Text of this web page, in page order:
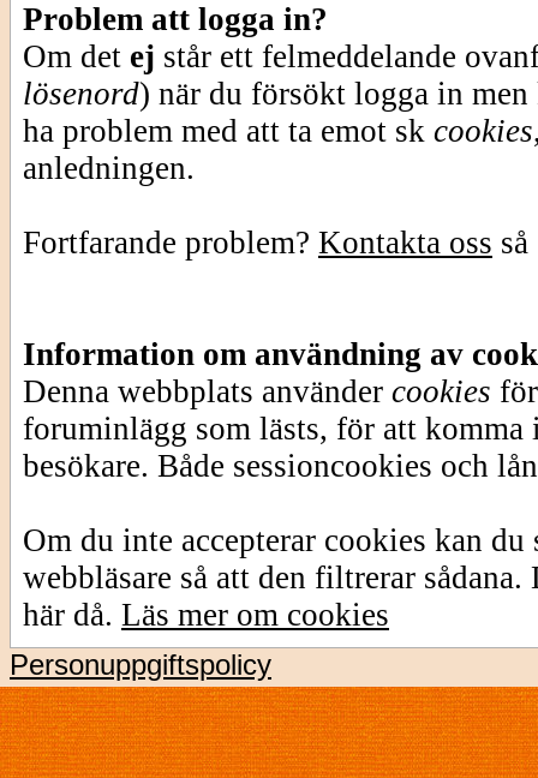
Problem att logga in?
Om det ej står ett felmeddelande
lösenord) när du försökt logga in
ha problem med att ta emot sk cookies
anledningen.
Fortfarande problem? Kontakta oss
Information om användning av
Denna webbplats använder cookies
foruminlägg som lästs, för att
besökare. Både sessioncookies och
Om du inte accepterar cookies kan
webbläsare så att den filtrerar
här då. Läs mer om cookies
Personuppgiftspolicy